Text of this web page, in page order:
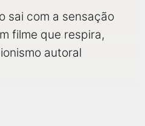
sai com a sensação
filme que respira,
autoral